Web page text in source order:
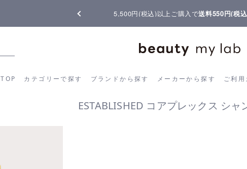
5,500円(税込)以上ご購入で送料550円(税
TOP カテゴリーで探す ブランドから探す メーカーから探す ご利用
カテゴリーから探す ブランドから探す メーカーから探す ご
ESTABLISHED コアプレックス シ